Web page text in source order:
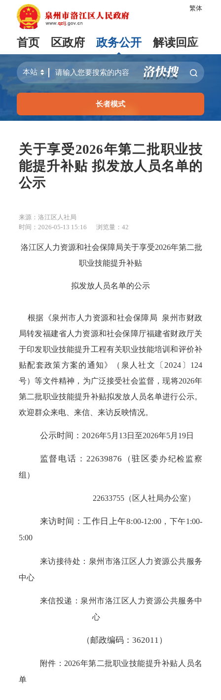
繁体
首页 区政府 政务公开 解读回应
长者模式
关于享受2026年第二批职业技
能提升补贴 拟发放人员名单的
公示
来源：洛江区人社局
时间：2026-05-13 15:16
浏览量： 42
洛江区人力资源和社会保障局关于享受2026年第二批
职业技能提升补贴
拟发放人员名单的公示
根据《泉州市人力资源和社会保障局
泉州市财政
局转发福建省人力资源和社会保障厅福建省财政厅关
于印发职业技能提升工程有关职业技能培训和评价补
贴配套政策方案的通知》（泉 人社文 〔2024 〕 124
号）等文件精神，为广泛接受社会监督，现将2026年
第二批职业技能提升补贴拟发放人员名单进行公示。
欢迎群众来电、来信、来访反映情况。
公示时间： 2026年5月 13日 至2026年5月 19日
监督电话： 22639876（驻区委办纪检监察
组）
22633755（区人社局办公室）
来访时间：工作日上午8:00-12:00，下午1:00-
5:00
来访接待处：泉州市洛江区人力资源公共服务
中心
来信投递：泉州市洛江区人力资源公共服务中
心
（邮政编码： 362011）
附件：2026年第二批职业技能提升补贴人员名
单